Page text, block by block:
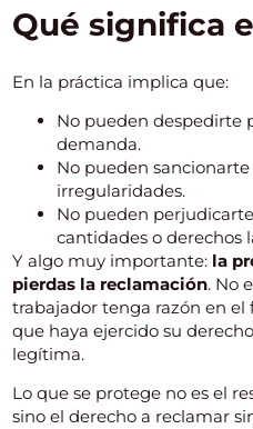
Qué significa
En la práctica implica que:
No pueden despedirte
demanda.
No pueden
irregularidades.
No pueden
cantidades o derechos
Y algo muy importante: la
pierdas la reclamación. No
trabajador tenga razón en el
que haya ejercido su
legítima.
Lo que se protege no es el
sino el derecho a reclamar